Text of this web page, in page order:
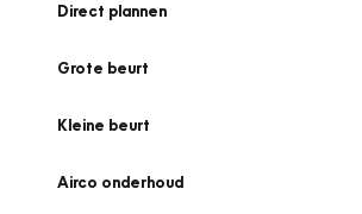
Direct plannen
Grote beurt
Kleine beurt
Airco onderhoud